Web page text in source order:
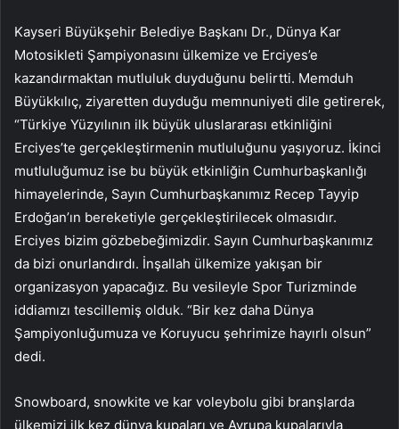
Kayseri Büyükşehir Belediye Başkanı Dr., Dünya Kar
Motosikleti Şampiyonasını ülkemize ve Erciyes’e
kazandırmaktan mutluluk duyduğunu belirtti. Memduh
Büyükkılıç, ziyaretten duyduğu memnuniyeti dile getirerek,
“Türkiye Yüzyılının ilk büyük uluslararası etkinliğini
Erciyes’te gerçekleştirmenin mutluluğunu yaşıyoruz. İkinci
mutluluğumuz ise bu büyük etkinliğin Cumhurbaşkanlığı
himayelerinde, Sayın Cumhurbaşkanımız Recep Tayyip
Erdoğan’ın bereketiyle gerçekleştirilecek olmasıdır.
Erciyes bizim gözbebeğimizdir. Sayın Cumhurbaşkanımız
da bizi onurlandırdı. İnşallah ülkemize yakışan bir
organizasyon yapacağız. Bu vesileyle Spor Turizminde
iddiamızı tescillemiş olduk. “Bir kez daha Dünya
Şampiyonluğumuza ve Koruyucu şehrimize hayırlı olsun”
dedi.
Snowboard, snowkite ve kar voleybolu gibi branşlarda
ülkemizi ilk kez dünya kupaları ve Avrupa kupalarıyla